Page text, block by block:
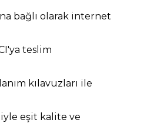
bağlı olarak internet
teslim
kılavuzları ile
eşit kalite ve